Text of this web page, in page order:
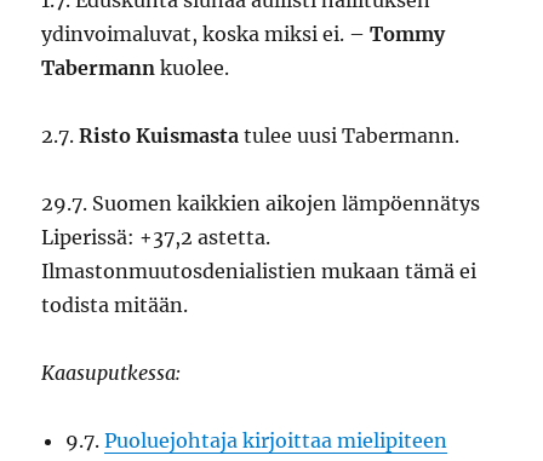
ydinvoimaluvat, koska miksi ei. –Tommy
Tabermann kuolee.
2.7.Risto Kuismasta tulee uusi Tabermann.
29.7. Suomen kaikkien aikojen lämpöennätys
Liperissä: +37,2 astetta.
Ilmastonmuutosdenialistien mukaan tämä ei
todista mitään.
Kaasuputkessa:
9.7.Puoluejohtaja kirjoittaa mielipiteen